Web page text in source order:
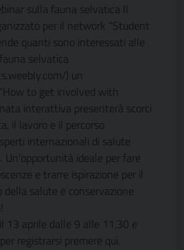
sulla fauna selvatica Il
per il network “Student
quanti sono interessati alle
selvatica
) un
to get involved with
interattiva presenterà scorci
il lavoro e il percorso
internazionali di salute
ideale per fare
e trarre ispirazione per il
salute e conservazione
13 aprile dalle 9 alle 11,30 e
registrarsi premere qui.